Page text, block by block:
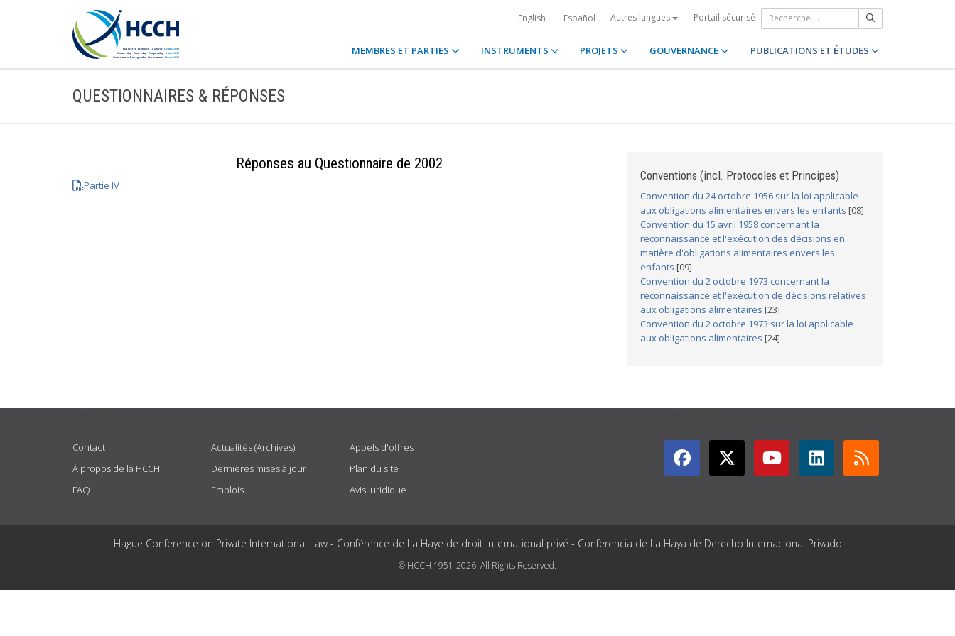
English Español Autres langues Portail sécurisé
MEMBRES ET PARTIES INSTRUMENTS PROJETS GOUVERNANCE PUBLICATIONS ET ÉTUDES
QUESTIONNAIRES & RÉPONSES
Réponses au Questionnaire de 2002
Partie IV
Conventions (incl. Protocoles et Principes)
Convention du 24 octobre 1956 sur la loi applicable
aux obligations alimentaires envers les enfants [08]
Convention du 15 avril 1958 concernant la
reconnaissance et l'exécution des décisions en
matière d'obligations alimentaires envers les
enfants [09]
Convention du 2 octobre 1973 concernant la
reconnaissance et l'exécution de décisions relatives
aux obligations alimentaires [23]
Convention du 2 octobre 1973 sur la loi applicable
aux obligations alimentaires [24]
Contact
À propos de la HCCH
FAQ
Actualités (Archives)
Dernières mises à jour
Emplois
Appels d'offres
Plan du site
Avis juridique
Hague Conference on Private International Law - Conférence de La Haye de droit international privé - Conferencia de La Haya de Derecho Internacional Privado
© HCCH 1951-2026. All Rights Reserved.